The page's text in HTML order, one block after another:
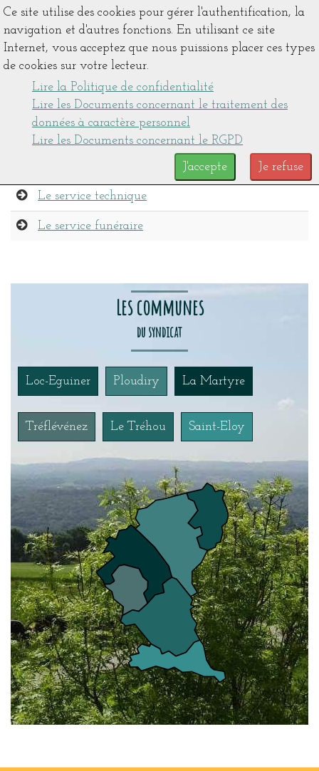
Le service technique
Le service funéraire
Les communes
du syndicat
Loc-Eguiner Ploudiry La Martyre
Tréflévénez Le Tréhou Saint-Eloy
Ce site utilise des cookies pour gérer l'authentification, la
navigation et d'autres fonctions. En utilisant ce site
Internet, vous acceptez que nous puissions placer ces types
de cookies sur votre lecteur.
Lire la Politique de confidentialité
Lire les Documents concernant le traitement des
données à caractère personnel
Lire les Documents concernant le RGPD
Je refuse
J'accepte